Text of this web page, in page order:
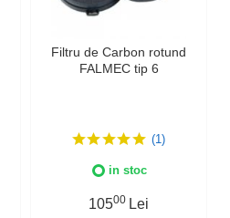
Filtru de Carbon rotund
FALMEC tip 6
(1)
in stoc
10500 Lei